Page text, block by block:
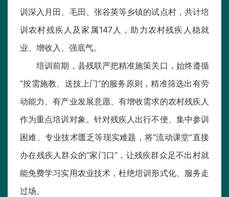
训深入月田、毛田、张谷英等乡镇的试点村，共计培
训农村残疾人及家属147人，助力农村残疾人稳就
业、增收入、强底气。
培训前期，县残联严把精准施策关口，始终遵循
“按需施教、送技上门”的服务原则，精准筛选出有劳
动能力、有产业发展意愿、有增收需求的农村残疾人
作为重点培训对象。针对残疾人出行不便、集中参训
困难、专业技术匮乏等现实难题，将“流动课堂”直接
办在残疾人群众的“家门口”，让残疾群众足不出村就
能免费学习实用农业技术，杜绝培训形式化、服务走
过场。